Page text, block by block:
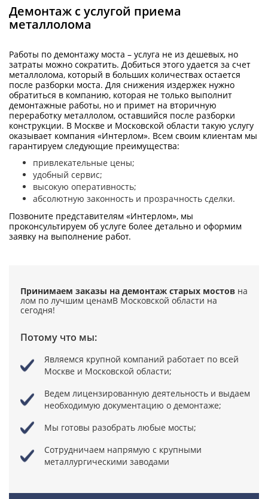
Демонтаж с услугой приема
металлолома
Работы по демонтажу моста – услуга не из дешевых, но
затраты можно сократить. Добиться этого удается за счет
металлолома, который в больших количествах остается
после разборки моста. Для снижения издержек нужно
обратиться в компанию, которая не только выполнит
демонтажные работы, но и примет на вторичную
переработку металлолом, оставшийся после разборки
конструкции. В Москве и Московской области такую услугу
оказывает компания «Интерлом». Всем своим клиентам мы
гарантируем следующие преимущества:
привлекательные цены;
удобный сервис;
высокую оперативность;
абсолютную законность и прозрачность сделки.
Позвоните представителям «Интерлом», мы
проконсультируем об услуге более детально и оформим
заявку на выполнение работ.
Принимаем заказы на демонтаж старых мостов на
лом по лучшим ценамВ Московской области на
сегодня!
Потому что мы:
Являемся крупной компаний работает по всей
Москве и Московской области;
Ведем лицензированную деятельность и выдаем
необходимую документацию о демонтаже;
Мы готовы разобрать любые мосты;
Сотрудничаем напрямую с крупными
металлургическими заводами